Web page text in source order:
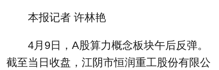
本报记者 许林艳
4月9日，A股算力概念板块午后反弹。
截至当日收盘，江阴市恒润重工股份有限公